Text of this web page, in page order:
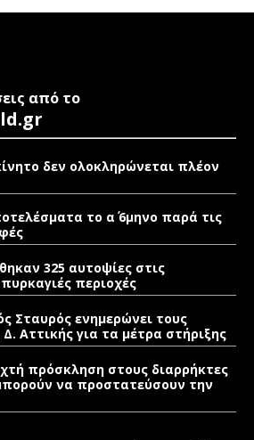
από το
δεν ολοκληρώνεται πλέον
το α΄ 6μηνο παρά τις
325 αυτοψίες στις
περιοχές
Σταυρός ενημερώνει τους
Αττικής για τα μέτρα στήριξης
πρόσκληση στους διαρρήκτες
να προστατεύσουν την